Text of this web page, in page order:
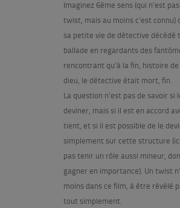
Imaginez 6ème sens (qui n’est
twist, mais au moins c’est connu)
sa petite vie de détective décédé
ballade en regardants des
rencontrant qu’à la fin, histoire
dieu, le détective était mort, fin.
La question n’est pas de savoir
deviner, mais si il est en accord
tient, et si il est possible de le
simplement sur cette structure
pas tenir un rôle aussi mineur,
gagner en importance). Un twist
moins dans ce film, à être révélé
tout simplement.